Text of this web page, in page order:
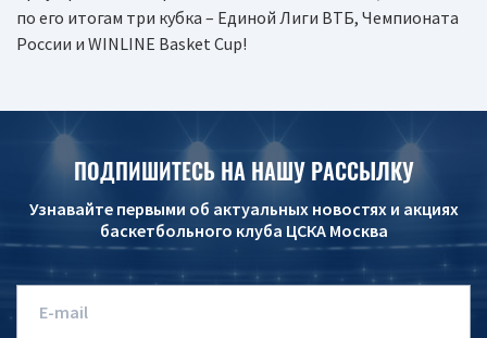
по его итогам три кубка – Единой Лиги ВТБ, Чемпионата
России и WINLINE Basket Cup!
ПОДПИШИТЕСЬ НА НАШУ РАССЫЛКУ
Узнавайте первыми об актуальных новостях и акциях
баскетбольного клуба ЦСКА Москва